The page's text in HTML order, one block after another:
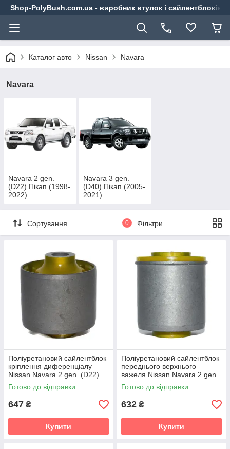
Shop-PolyBush.com.ua - виробник втулок і сайлентблоків
Каталог авто Nissan Navara
Navara
Navara 2 gen.
(D22) Пікап (1998-
2022)
Navara 3 gen.
(D40) Пікап (2005-
2021)
Сортування 0 Фільтри
Поліуретановий сайлентблок
кріплення диференціалу
Nissan Navara 2 gen. (D22)
Пікап (1998-2022) v19
Готово до відправки
647 ₴
Купити
Поліуретановий сайлентблок
переднього верхнього
важеля Nissan Navara 2 gen.
(D22) Пікап (1998-2022) v19
Готово до відправки
632 ₴
Купити